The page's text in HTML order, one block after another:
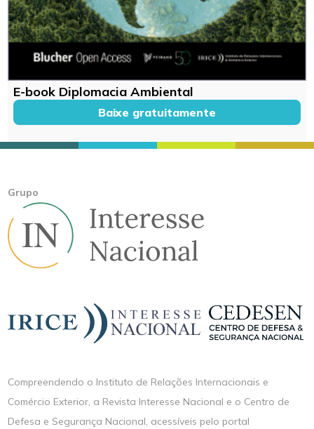
E-book Diplomacia Ambiental
Baixe gratuitamente
Grupo
Compreendendo o Instituto de Relações Internacionais e
Comércio Exterior, a Revista Interesse Nacional e o Centro de
Defesa e Segurança Nacional, acessíveis pelo portal